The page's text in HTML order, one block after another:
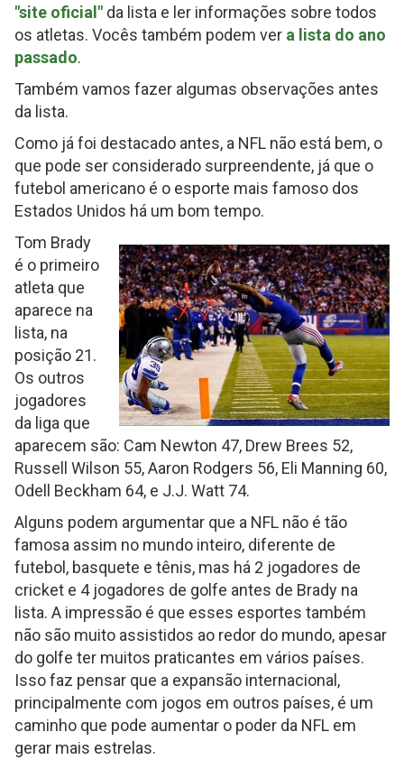
"site oficial" da lista e ler informações sobre todos
os atletas. Vocês também podem ver a lista do ano
passado.
Também vamos fazer algumas observações antes
da lista.
Como já foi destacado antes, a NFL não está bem, o
que pode ser considerado surpreendente, já que o
futebol americano é o esporte mais famoso dos
Estados Unidos há um bom tempo.
Tom Brady
é o primeiro
atleta que
aparece na
lista, na
posição 21.
Os outros
jogadores
da liga que
aparecem são: Cam Newton 47, Drew Brees 52,
Russell Wilson 55, Aaron Rodgers 56, Eli Manning 60,
Odell Beckham 64, e J.J. Watt 74.
Alguns podem argumentar que a NFL não é tão
famosa assim no mundo inteiro, diferente de
futebol, basquete e tênis, mas há 2 jogadores de
cricket e 4 jogadores de golfe antes de Brady na
lista. A impressão é que esses esportes também
não são muito assistidos ao redor do mundo, apesar
do golfe ter muitos praticantes em vários países.
Isso faz pensar que a expansão internacional,
principalmente com jogos em outros países, é um
caminho que pode aumentar o poder da NFL em
gerar mais estrelas.